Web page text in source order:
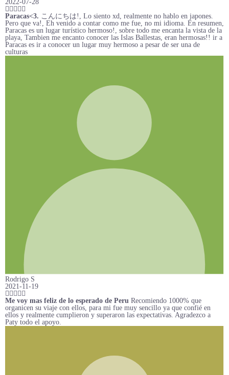
2022-07-28
Paracas<3. こんにちは!, Lo siento xd, realmente no hablo en japones.
Pero que va!, Eh venido a contar como me fue, no mi idioma. En resumen,
Paracas es un lugar turístico hermoso!, sobre todo me encanta la vista de la
playa, Tambien me encanto conocer las Islas Ballestas, eran hermosas!! ir a
Paracas es ir a conocer un lugar muy hermoso a pesar de ser una de
culturas
Rodrigo S
2021-11-19
Me voy mas feliz de lo esperado de Peru Recomiendo 1000% que
organicen su viaje con ellos, para mi fue muy sencillo ya que confié en
ellos y realmente cumplieron y superaron las expectativas. Agradezco a
Paty todo el apoyo.